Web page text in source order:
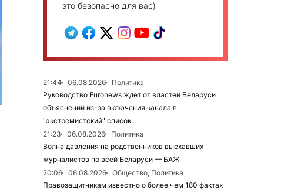
это безопасно для вас)
21:44 06.08.2026
Политика
Руководство Euronews ждет от властей Беларуси
объяснений из-за включения канала в
"экстремистский" список
21:23
06.08.2026
Политика
Волна давления на родственников выехавших
журналистов по всей Беларуси — БАЖ
20:06
06.08.2026
Общество, Политика
Правозащитникам известно о более чем 180 фактах